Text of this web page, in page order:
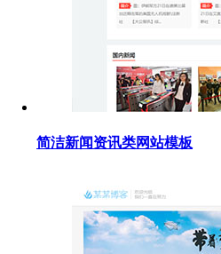
简洁新闻资讯类网站模板